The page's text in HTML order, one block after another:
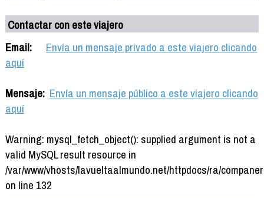
Contactar con este viajero
Email:
Envía un mensaje privado a este viajero clicando
aquí
Mensaje: Envía un mensaje público a este viajero clicando
aquí
Warning: mysql_fetch_object(): supplied argument is not a
valid MySQL result resource in
/var/www/vhosts/lavueltaalmundo.net/httpdocs/ra/
on line 132